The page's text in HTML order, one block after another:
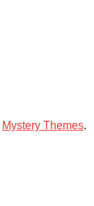
Mystery Themes.